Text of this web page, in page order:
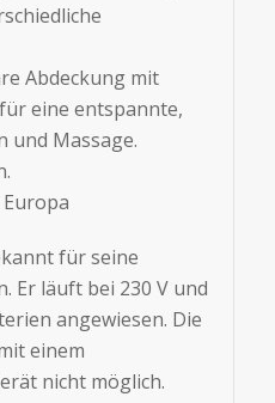
Abdeckung mit
eine entspannte,
und Massage.
für seine
Er läuft bei 230 V und
angewiesen. Die
einem
nicht möglich.